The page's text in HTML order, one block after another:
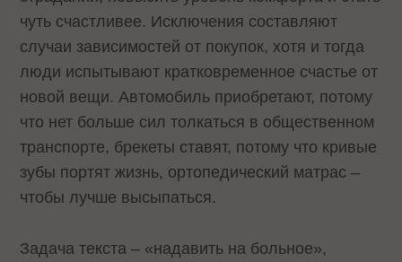
чуть счастливее. Исключения составляют
случаи зависимостей от покупок, хотя и тогда
люди испытывают кратковременное счастье от
новой вещи. Автомобиль приобретают, потому
что нет больше сил толкаться в общественном
транспорте, брекеты ставят, потому что кривые
зубы портят жизнь, ортопедический матрас –
чтобы лучше высыпаться.
Задача текста – «надавить на больное»,